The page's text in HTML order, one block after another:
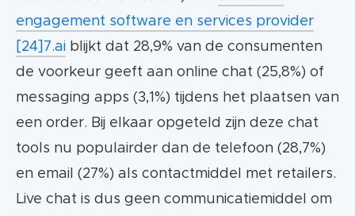
engagement software en services provider
[24]7.ai blijkt dat 28,9% van de consumenten
de voorkeur geeft aan online chat (25,8%) of
messaging apps (3,1%) tijdens het plaatsen van
een order. Bij elkaar opgeteld zijn deze chat
tools nu populairder dan de telefoon (28,7%)
en email (27%) als contactmiddel met retailers.
Live chat is dus geen communicatiemiddel om